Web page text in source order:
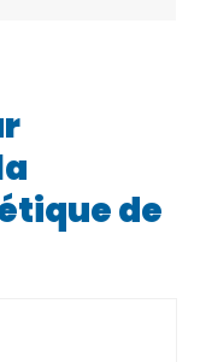
de